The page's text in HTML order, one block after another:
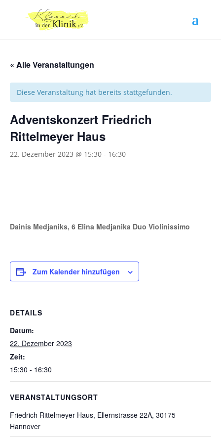
« Alle Veranstaltungen
Diese Veranstaltung hat bereits stattgefunden.
Adventskonzert Friedrich
Rittelmeyer Haus
22. Dezember 2023 @ 15:30 - 16:30
Dainis Medjaniks, 6 Elina Medjanika Duo Violinissimo
Zum Kalender hinzufügen
DETAILS
Datum:
22. Dezember 2023
Zeit:
15:30 - 16:30
VERANSTALTUNGSORT
Friedrich Rittelmeyer Haus, Ellernstrasse 22A, 30175
Hannover